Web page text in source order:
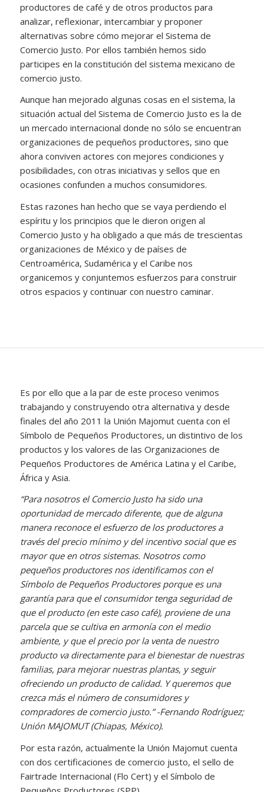
productores de café y de otros productos para
analizar, reflexionar, intercambiar y proponer
alternativas sobre cómo mejorar el Sistema de
Comercio Justo. Por ellos también hemos sido
participes en la constitución del sistema mexicano de
comercio justo.
Aunque han mejorado algunas cosas en el sistema, la
situación actual del Sistema de Comercio Justo es la de
un mercado internacional donde no sólo se encuentran
organizaciones de pequeños productores, sino que
ahora conviven actores con mejores condiciones y
posibilidades, con otras iniciativas y sellos que en
ocasiones confunden a muchos consumidores.
Estas razones han hecho que se vaya perdiendo el
espíritu y los principios que le dieron origen al
Comercio Justo y ha obligado a que más de trescientas
organizaciones de México y de países de
Centroamérica, Sudamérica y el Caribe nos
organicemos y conjuntemos esfuerzos para construir
otros espacios y continuar con nuestro caminar.
Es por ello que a la par de este proceso venimos
trabajando y construyendo otra alternativa y desde
finales del año 2011 la Unión Majomut cuenta con el
Símbolo de Pequeños Productores, un distintivo de los
productos y los valores de las Organizaciones de
Pequeños Productores de América Latina y el Caribe,
África y Asia.
“Para nosotros el Comercio Justo ha sido una
oportunidad de mercado diferente, que de alguna
manera reconoce el esfuerzo de los productores a
través del precio mínimo y del incentivo social que es
mayor que en otros sistemas. Nosotros como
pequeños productores nos identificamos con el
Símbolo de Pequeños Productores porque es una
garantía para que el consumidor tenga seguridad de
que el producto (en este caso café), proviene de una
parcela que se cultiva en armonía con el medio
ambiente, y que el precio por la venta de nuestro
producto va directamente para el bienestar de nuestras
familias, para mejorar nuestras plantas, y seguir
ofreciendo un producto de calidad. Y queremos que
crezca más el número de consumidores y
compradores de comercio justo.” -Fernando Rodríguez;
Unión MAJOMUT (Chiapas, México).
Por esta razón, actualmente la Unión Majomut cuenta
con dos certificaciones de comercio justo, el sello de
Fairtrade Internacional (Flo Cert) y el Símbolo de